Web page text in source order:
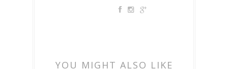
YOU MIGHT ALSO LIKE